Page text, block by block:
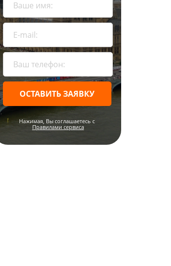
ОСТАВИТЬ ЗАЯВКУ
Нажимая, Вы соглашаетесь c
Правилами сервиса